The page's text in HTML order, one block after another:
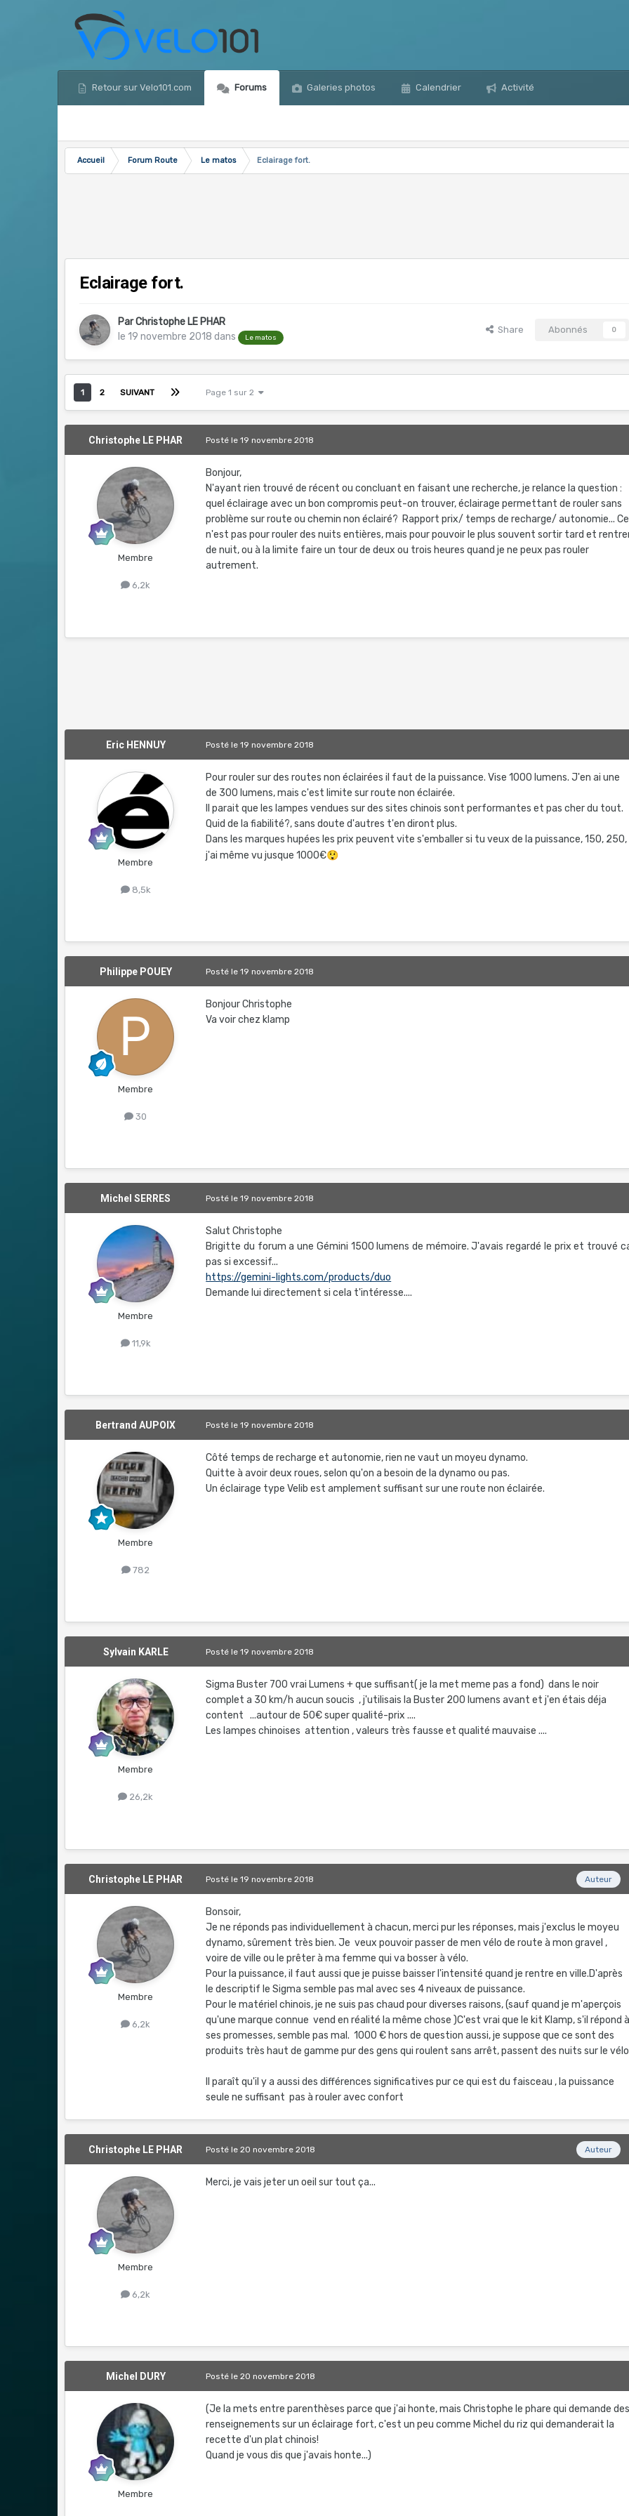
Retour sur Velo101.com Forums Galeries photos Calendrier Activité
Accueil Forum Route Le matos Eclairage fort.
Eclairage fort.
ParChristophe LE PHAR
le 19 novembre 2018 dans Le matos
Share Abonnés 0
1 2 SUIVANT Page 1 sur 2
Christophe LE PHAR
Membre
6,2k
Postéle 19 novembre 2018
Bonjour,
N'ayant rien trouvé de récent ou concluant en faisant une recherche, je relance la question :
quel éclairage avec un bon compromis peut-on trouver, éclairage permettant de rouler sans
problème sur route ou chemin non éclairé? Rapport prix/ temps de recharge/ autonomie... Ce
n'est pas pour rouler des nuits entières, mais pour pouvoir le plus souvent sortir tard et
de nuit, ou à la limite faire un tour de deux ou trois heures quand je ne peux pas rouler
autrement.
Eric HENNUY
Membre
8,5k
Postéle 19 novembre 2018
Pour rouler sur des routes non éclairées il faut de la puissance. Vise 1000 lumens. J'en ai une
de 300 lumens, mais c'est limite sur route non éclairée.
Il parait que les lampes vendues sur des sites chinois sont performantes et pas cher du tout.
Quid de la fiabilité?, sans doute d'autres t'en diront plus.
Dans les marques hupées les prix peuvent vite s'emballer si tu veux de la puissance, 150, 250,
j'ai même vu jusque 1000€😲
Philippe POUEY
Membre
30
Postéle 19 novembre 2018
Bonjour Christophe
Va voir chez klamp
Michel SERRES
Membre
11,9k
Postéle 19 novembre 2018
Salut Christophe
Brigitte du forum a une Gémini 1500 lumens de mémoire. J'avais regardé le prix et trouvé
pas si excessif...
https://gemini-lights.com/products/duo
Demande lui directement si cela t'intéresse....
Bertrand AUPOIX
Membre
782
Postéle 19 novembre 2018
Côté temps de recharge et autonomie, rien ne vaut un moyeu dynamo.
Quitte à avoir deux roues, selon qu'on a besoin de la dynamo ou pas.
Un éclairage type Velib est amplement suffisant sur une route non éclairée.
Sylvain KARLE
Membre
26,2k
Postéle 19 novembre 2018
Sigma Buster 700 vrai Lumens + que suffisant( je la met meme pas a fond) dans le noir
complet a 30 km/h aucun soucis , j'utilisais la Buster 200 lumens avant et j'en étais déja
content ...autour de 50€ super qualité-prix ....
Les lampes chinoises attention , valeurs très fausse et qualité mauvaise ....
Christophe LE PHAR
Membre
6,2k
Auteur
Postéle 19 novembre 2018
Bonsoir,
Je ne réponds pas individuellement à chacun, merci pur les réponses, mais j'exclus le moyeu
dynamo, sûrement très bien. Je veux pouvoir passer de men vélo de route à mon gravel ,
voire de ville ou le prêter à ma femme qui va bosser à vélo.
Pour la puissance, il faut aussi que je puisse baisser l'intensité quand je rentre en ville.D'après
le descriptif le Sigma semble pas mal avec ses 4 niveaux de puissance.
Pour le matériel chinois, je ne suis pas chaud pour diverses raisons, (sauf quand je m'aperçois
qu'une marque connue vend en réalité la même chose )C'est vrai que le kit Klamp, s'il répond
ses promesses, semble pas mal. 1000 € hors de question aussi, je suppose que ce sont des
produits très haut de gamme pur des gens qui roulent sans arrêt, passent des nuits sur le
Il paraît qu'il y a aussi des différences significatives pur ce qui est du faisceau , la puissance
seule ne suffisant pas à rouler avec confort
Christophe LE PHAR
Membre
6,2k
Auteur
Postéle 20 novembre 2018
Merci, je vais jeter un oeil sur tout ça...
Michel DURY
Membre
Postéle 20 novembre 2018
(Je la mets entre parenthèses parce que j'ai honte, mais Christophe le phare qui demande
renseignements sur un éclairage fort, c'est un peu comme Michel du riz qui demanderait la
recette d'un plat chinois!
Quand je vous dis que j'avais honte...)